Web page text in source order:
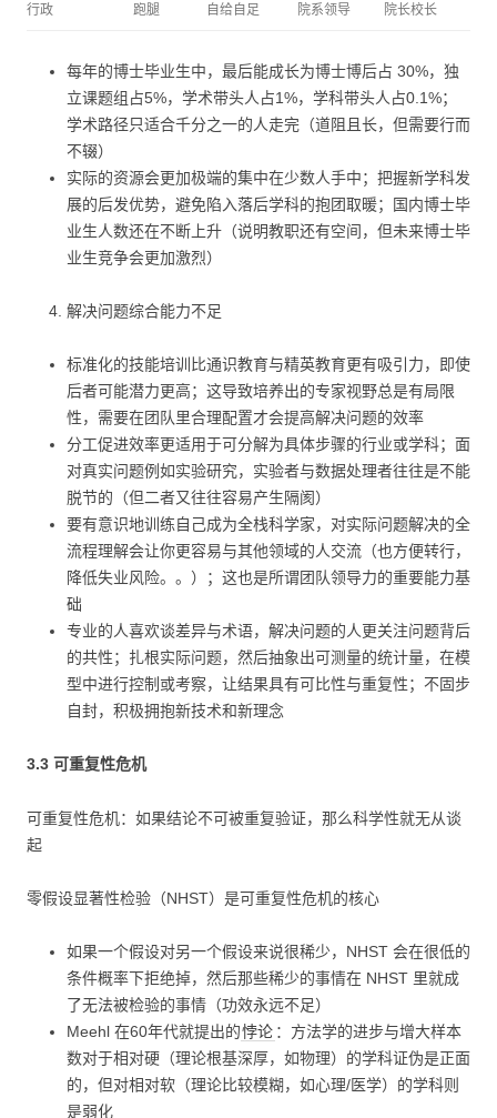
行政 跑腿 自给自足 院系领导 院长校长
每年的博士毕业生中，最后能成长为博士博后占 30%，独
立课题组占5%，学术带头人占1%，学科带头人占0.1%；
学术路径只适合千分之一的人走完（道阻且长，但需要行而
不辍）
实际的资源会更加极端的集中在少数人手中；把握新学科发
展的后发优势，避免陷入落后学科的抱团取暖；国内博士毕
业生人数还在不断上升（说明教职还有空间，但未来博士毕
业生竞争会更加激烈）
解决问题综合能力不足
标准化的技能培训比通识教育与精英教育更有吸引力，即使
后者可能潜力更高；这导致培养出的专家视野总是有局限
性，需要在团队里合理配置才会提高解决问题的效率
分工促进效率更适用于可分解为具体步骤的行业或学科；面
对真实问题例如实验研究，实验者与数据处理者往往是不能
脱节的（但二者又往往容易产生隔阂）
要有意识地训练自己成为全栈科学家，对实际问题解决的全
流程理解会让你更容易与其他领域的人交流（也方便转行，
降低失业风险。。）；这也是所谓团队领导力的重要能力基
础
专业的人喜欢谈差异与术语，解决问题的人更关注问题背后
的共性；扎根实际问题，然后抽象出可测量的统计量，在模
型中进行控制或考察，让结果具有可比性与重复性；不固步
自封，积极拥抱新技术和新理念
3.3 可重复性危机
可重复性危机：如果结论不可被重复验证，那么科学性就无从谈
起
零假设显著性检验（NHST）是可重复性危机的核心
如果一个假设对另一个假设来说很稀少，NHST 会在很低的
条件概率下拒绝掉，然后那些稀少的事情在 NHST 里就成
了无法被检验的事情（功效永远不足）
Meehl 在60年代就提出的悖论 ：方法学的进步与增大样本
数对于相对硬（理论根基深厚，如物理）的学科证伪是正面
的，但对相对软（理论比较模糊，如心理/医学）的学科则
是弱化